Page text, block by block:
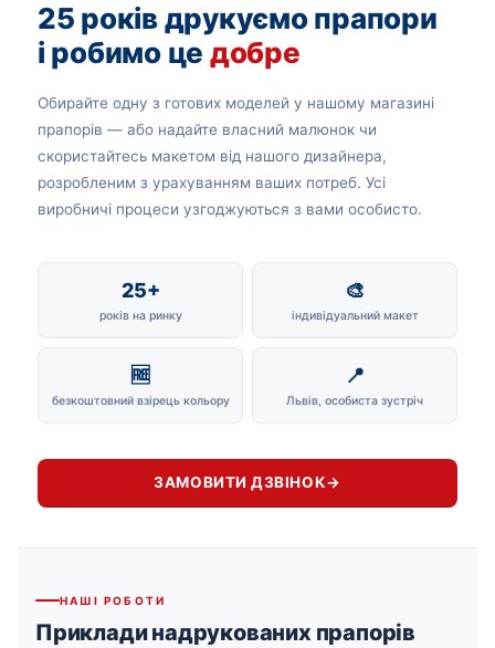
25 років друкуємо прапори
і робимо це добре
Обирайте одну з готових моделей у нашому магазині
прапорів — або надайте власний малюнок чи
скористайтесь макетом від нашого дизайнера,
розробленим з урахуванням ваших потреб. Усі
виробничі процеси узгоджуються з вами особисто.
25+
років на ринку
🎨
індивідуальний макет
🆓
безкоштовний взірець кольору
📍
Львів, особиста зустріч
ЗАМОВИТИ ДЗВІНОК→
НАШІ РОБОТИ
Приклади надрукованих прапорів